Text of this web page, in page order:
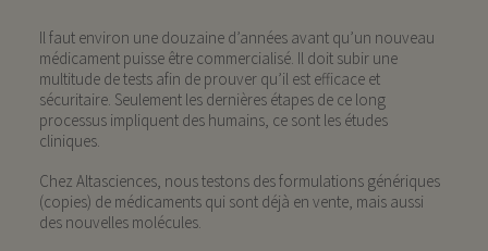
Il faut environ une douzaine d’années avant qu’un nouveau
médicament puisse être commercialisé. Il doit subir une
multitude de tests afin de prouver qu’il est efficace et
sécuritaire. Seulement les dernières étapes de ce long
processus impliquent des humains, ce sont les études
cliniques.
Chez Altasciences, nous testons des formulations génériques
(copies) de médicaments qui sont déjà en vente, mais aussi
des nouvelles molécules.